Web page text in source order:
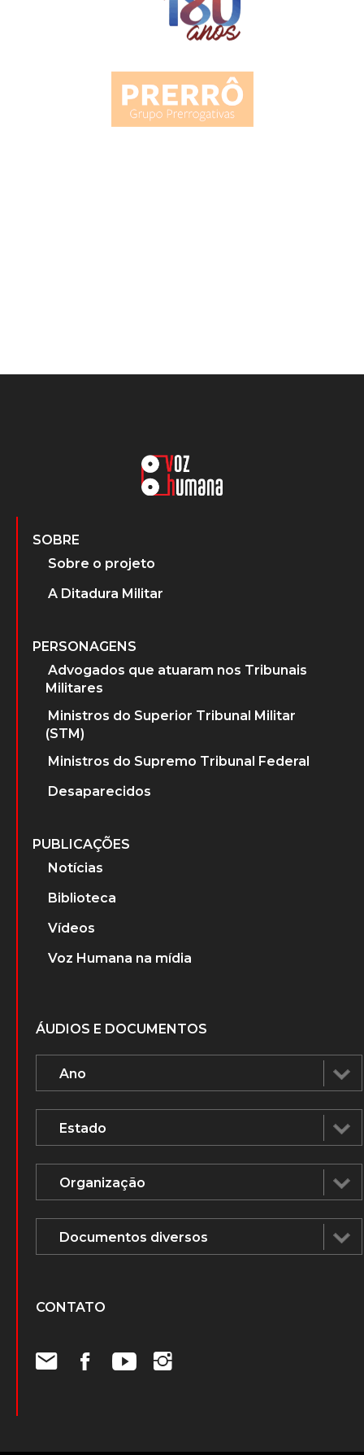
SOBRE
Sobre o projeto
A Ditadura Militar
PERSONAGENS
Advogados que atuaram nos Tribunais
Militares
Ministros do Superior Tribunal Militar
(STM)
Ministros do Supremo Tribunal Federal
Desaparecidos
PUBLICAÇÕES
Notícias
Biblioteca
Vídeos
Voz Humana na mídia
ÁUDIOS E DOCUMENTOS
CONTATO